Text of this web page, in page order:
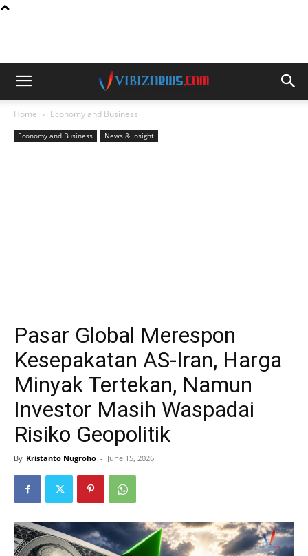
Home Economy and Business
Economy and Business News & Insight
Pasar Global Merespon
Kesepakatan AS-Iran, Harga
Minyak Tertekan, Namun
Investor Masih Waspadai
Risiko Geopolitik
By Kristanto Nugroho - June 15, 2026